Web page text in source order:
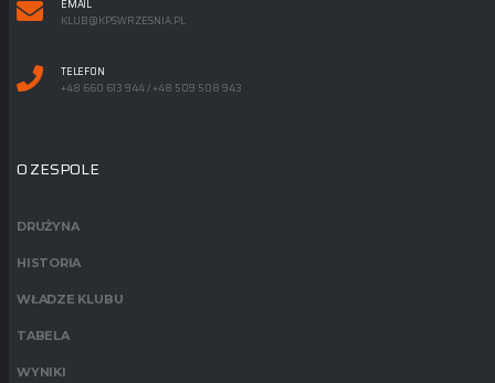
EMAIL
KLUB@KPSWRZESNIA.PL
TELEFON
+48 660 613 944 / +48 509 508 943
O ZESPOLE
DRUŻYNA
HISTORIA
WŁADZE KLUBU
TABELA
WYNIKI